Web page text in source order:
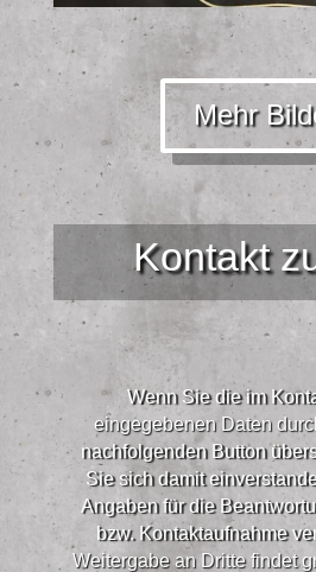
Mehr
Kontakt
Wenn Sie die im
eingegebenen Daten
nachfolgenden Button
Sie sich damit
Angaben für die
bzw. Kontaktaufnahme
Weitergabe an Dritte findet